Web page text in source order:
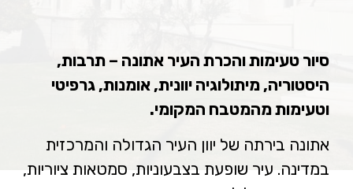
סיור טעימות והכרת העיר אתונה – תרבות,
היסטוריה, מיתולוגיה יוונית, אומנות, גרפיטי
וטעימות מהמטבח המקומי.
אתונה בירתה של יוון העיר הגדולה והמרכזית
במדינה. עיר שופעת בצבעוניות, סמטאות ציוריות,